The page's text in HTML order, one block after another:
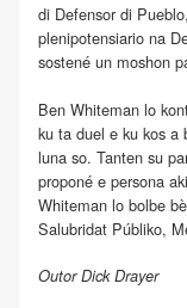
di Defensor di
plenipotensiario na
sostené un moshon
Ben Whiteman lo
ku ta duel e ku kos a
luna so. Tanten su
proponé e persona
Whiteman lo bolbe
Salubridat Públiko,
Outor Dick Drayer